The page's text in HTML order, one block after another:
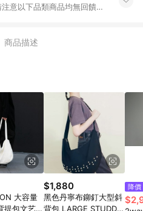
6/1起適用] -內接硬
- 購物中心商店之商品：商
/超贈點/福利金/紅利折抵/折
發轉賣不具回饋資格： 如
轉賣而非最終消費使用者，
準
商品描述
大容量
提包文艺布
$1,880
黑色丹寧布鉚釘大型斜
背包 LARGE STUDDE
降價